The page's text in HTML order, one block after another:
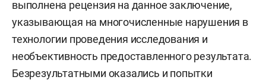
выполнена рецензия на данное заключение,
указывающая на многочисленные нарушения в
технологии проведения исследования и
необъективность предоставленного результата.
Безрезультатными оказались и попытки